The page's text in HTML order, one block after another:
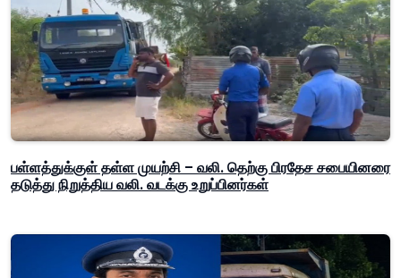
பள்ளத்துக்குள் தள்ள முயற்சி – வலி. தெற்கு பிரதேச சபையினரை
தடுத்து நிறுத்திய வலி. வடக்கு உறுப்பினர்கள்